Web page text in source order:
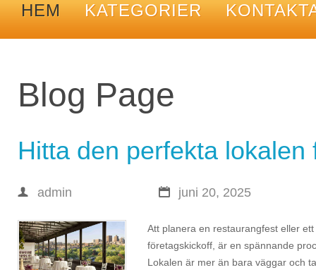
HEM KATEGORIER
Blog Page
Hitta den perfekta
admin juni 20, 2025
Att planera en restaurangfest eller
företagskickoff, är en spännande
Lokalen är mer än bara väggar och